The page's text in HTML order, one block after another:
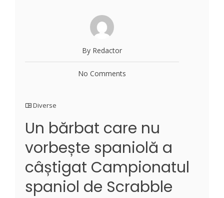
By Redactor
No Comments
Diverse
Un bărbat care nu
vorbește spaniolă a
câștigat Campionatul
spaniol de Scrabble